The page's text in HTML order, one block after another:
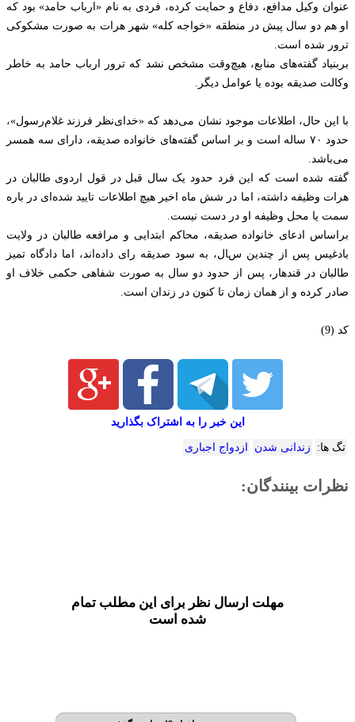
عنوان وکیل مدافع، دفاع و حمایت کرده، فردی به نام «ارباب حامد» بود که
او هم دو سال پیش در منطقه «خواجه کله» شهر هرات به صورت مشکوکی
ترور شده است.
بربنیاد گفته‌های منابع، هیچ‌وقت مشخص نشد که ترور ارباب حامد به خاطر
وکالت صدیقه بوده یا عوامل دیگر.
با این حال، اطلاعات موجود نشان می‌دهد که «خدای‌نظر فرزند غلام‌رسول»،
حدود ۷۰ ساله است و بر اساس گفته‌های خانواده صدیقه، دارای سه همسر
می‌باشد.
گفته شده است که این فرد حدود یک سال قبل در قول اردوی طالبان در
هرات وظیفه داشته، اما در شش ماه اخیر هیچ اطلاعات تایید شده‌ای در باره
سمت یا محل وظیفه او در دست نیست.
براساس ادعای خانواده صدیقه، محاکم ابتدایی و مرافعه طالبان در ولایت
بادغیس پس از چندین سال، به سود صدیقه رای داده‌اند، اما دادگاه تمیز
طالبان در قندهار، پس از حدود دو سال به صورت شفاهی حکمی خلاف او
صادر کرده و از همان زمان تا کنون در زندان است.
کد (9)
این خبر را به اشتراک بگذارید
تگ ها: زندانی شدن ازدواج اجباری
نظرات بینندگان:
مهلت ارسال نظر برای این مطلب تمام
شده است